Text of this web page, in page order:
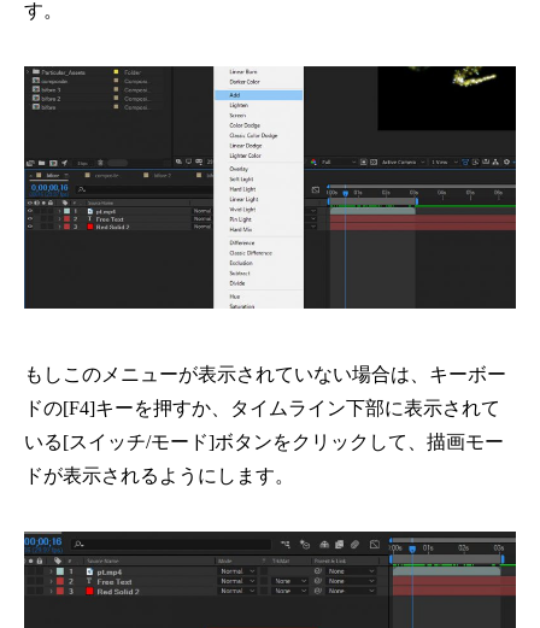
す。
もしこのメニューが表示されていない場合は、キーボー
ドの[F4]キーを押すか、タイムライン下部に表示されて
いる[スイッチ/モード]ボタンをクリックして、描画モー
ドが表示されるようにします。